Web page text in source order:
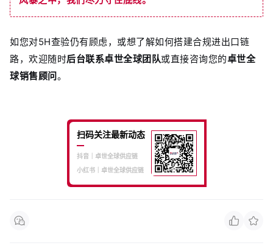
如您对5H查验仍有顾虑，或想了解如何搭建合规进出口链
路，欢迎随时后台联系卓世全球团队或直接咨询您的卓世全
球销售顾问。
扫码关注最新动态
抖音｜卓世全球供应链
小红书｜卓世全球供应链